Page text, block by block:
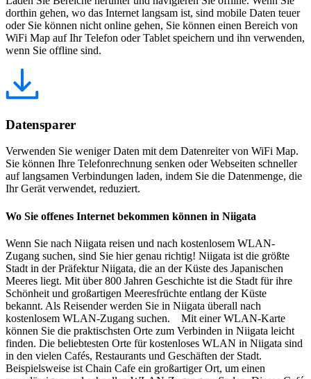
dorthin gehen, wo das Internet langsam ist, sind mobile Daten teuer
oder Sie können nicht online gehen, Sie können einen Bereich von
WiFi Map auf Ihr Telefon oder Tablet speichern und ihn verwenden,
wenn Sie offline sind.
Datensparer
Verwenden Sie weniger Daten mit dem Datenreiter von WiFi Map.
Sie können Ihre Telefonrechnung senken oder Webseiten schneller
auf langsamen Verbindungen laden, indem Sie die Datenmenge, die
Ihr Gerät verwendet, reduziert.
Wo Sie offenes Internet bekommen können in Niigata
Wenn Sie nach Niigata reisen und nach kostenlosem WLAN-
Zugang suchen, sind Sie hier genau richtig! Niigata ist die größte
Stadt in der Präfektur Niigata, die an der Küste des Japanischen
Meeres liegt. Mit über 800 Jahren Geschichte ist die Stadt für ihre
Schönheit und großartigen Meeresfrüchte entlang der Küste
bekannt. Als Reisender werden Sie in Niigata überall nach
kostenlosem WLAN-Zugang suchen. Mit einer WLAN-Karte
können Sie die praktischsten Orte zum Verbinden in Niigata leicht
finden. Die beliebtesten Orte für kostenloses WLAN in Niigata sind
in den vielen Cafés, Restaurants und Geschäften der Stadt.
Beispielsweise ist Chain Cafe ein großartiger Ort, um einen